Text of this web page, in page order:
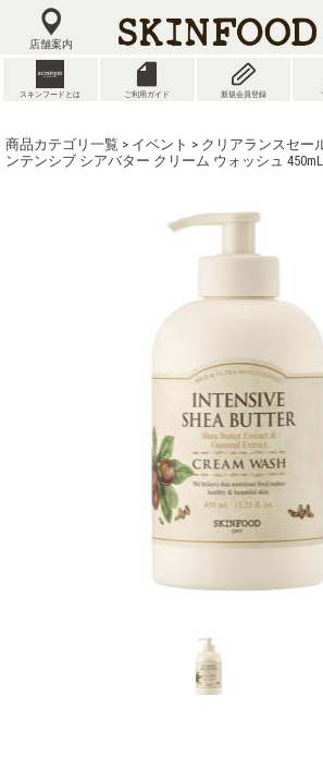
店舗案内
スキンフードとは ご利用ガイド 新規会員登録
商品カテゴリ一覧 > イベント > クリアランスセー
ンテンシブ シアバター クリーム ウォッシュ